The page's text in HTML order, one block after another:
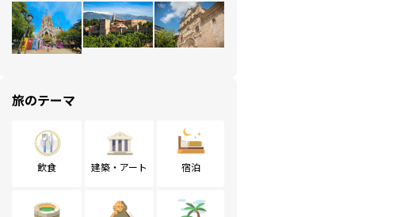
旅のテーマ
飲食 建築・アート 宿泊